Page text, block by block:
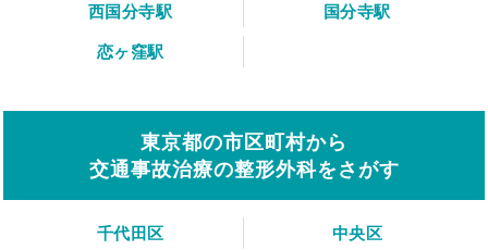
西国分寺駅
国分寺駅
恋ヶ窪駅
東京都の市区町村から
交通事故治療の整形外科をさがす
千代田区
中央区